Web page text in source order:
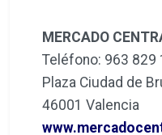
MERCADO
Teléfono: 963 829
Plaza Ciudad de
46001 Valencia